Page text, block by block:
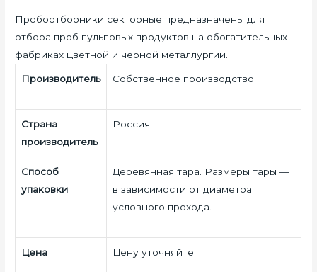
Пробоотборники секторные предназначены для
отбора проб пульповых продуктов на обогатительных
фабриках цветной и черной металлургии.
Производитель Собственное производство
Страна
производитель
Россия
Способ
упаковки
Деревянная тара. Размеры тары —
в зависимости от диаметра
условного прохода.
Цена Цену уточняйте